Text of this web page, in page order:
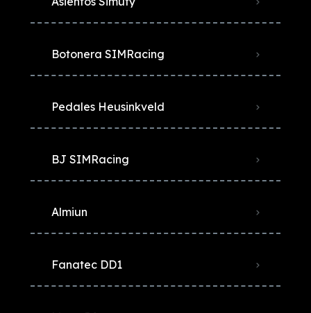
Botonera SIMRacing
Pedales Heusinkveld
BJ SIMRacing
Almiun
Fanatec DD1